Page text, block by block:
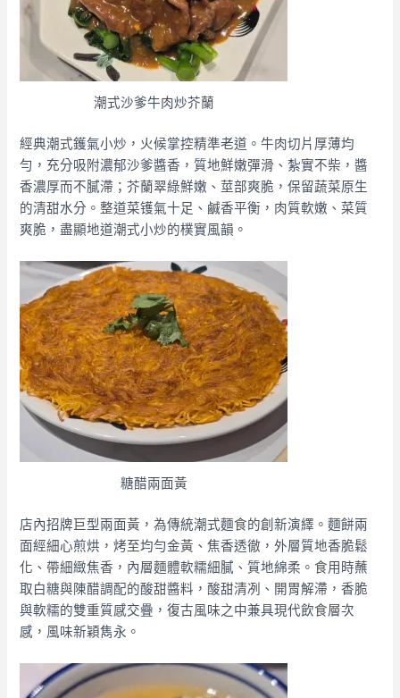
潮式沙爹牛肉炒芥蘭
經典潮式鑊氣小炒，火候掌控精準老道。牛肉切片厚薄均
勻，充分吸附濃郁沙爹醬香，質地鮮嫩彈滑、紮實不柴，醬
香濃厚而不膩滯；芥蘭翠綠鮮嫩、莖部爽脆，保留蔬菜原生
的清甜水分。整道菜镬氣十足、鹹香平衡，肉質軟嫩、菜質
爽脆，盡顯地道潮式小炒的樸實風韻。
糖醋兩面黃
店內招牌巨型兩面黃，為傳統潮式麵食的創新演繹。麵餅兩
面經細心煎烘，烤至均勻金黃、焦香透徹，外層質地香脆鬆
化、帶細緻焦香，內層麵體軟糯細膩、質地綿柔。食用時蘸
取白糖與陳醋調配的酸甜醬料，酸甜清冽、開胃解滯，香脆
與軟糯的雙重質感交疊，復古風味之中兼具現代飲食層次
感，風味新穎雋永。